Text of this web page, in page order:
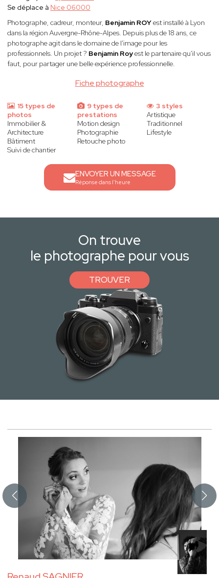
Fiche photographe
Se déplace à Nice 06000
Photographe, cadreur, monteur, Benjamin ROYest installé à Lyon
dans la région Auvergne-Rhône-Alpes. Depuis plus de 18 ans, ce
photographe agit dans le domaine de l'image pour les
professionnels. Un projet ? Benjamin Royest le partenaire qu'il vous
faut, pour partager une belle expérience professionnelle.
15 types de
photos
Immobilier &
Architecture
Bâtiment
Suivi de chantier
9 types de
prestations
Motion design
Photographie
Retouche photo
3 styles
Artistique
Traditionnel
Lifestyle
ENVOYER UN MESSAGE
Réponse dans l'heure
On trouve
le photographe pour vous
TROUVER